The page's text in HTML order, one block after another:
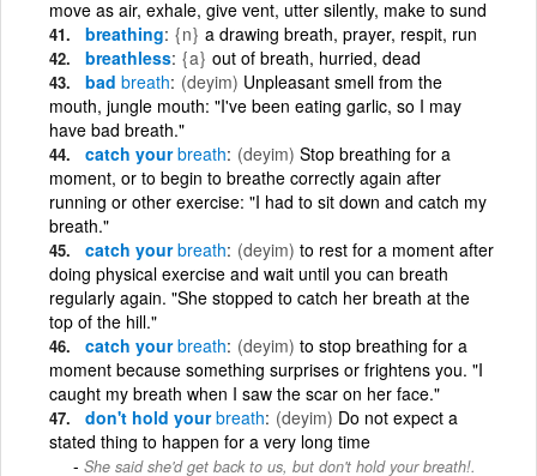
move as air, exhale, give vent, utter silently, make to sund
breathing {n} a drawing breath, prayer, respit, run
breathless {a} out of breath, hurried, dead
bad breath (deyim) Unpleasant smell from the
mouth, jungle mouth: "I've been eating garlic, so I may
have bad breath."
catch yourbreath (deyim) Stop breathing for a
moment, or to begin to breathe correctly again after
running or other exercise: "I had to sit down and catch my
breath."
catch yourbreath (deyim) to rest for a moment after
doing physical exercise and wait until you can breath
regularly again. "She stopped to catch her breath at the
top of the hill."
catch yourbreath (deyim) to stop breathing for a
moment because something surprises or frightens you. "I
caught my breath when I saw the scar on her face."
don't hold yourbreath (deyim) Do not expect a
stated thing to happen for a very long time
She said she'd get back to us, but don't hold your breath!.